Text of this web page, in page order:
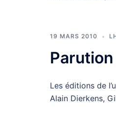
19 MARS 2010
Les éditions de
Alain Dierkens,